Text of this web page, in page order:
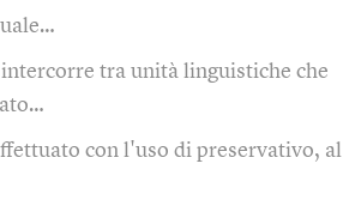
intercorre tra unità linguistiche che
con l'uso di preservativo, al